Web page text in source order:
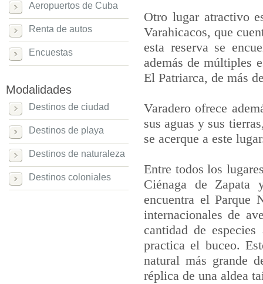
Aeropuertos de Cuba
Renta de autos
Encuestas
Modalidades
Destinos de ciudad
Destinos de playa
Destinos de naturaleza
Destinos coloniales
Otro lugar atractivo
Varahicacos, que
esta reserva se
además de múltiples
El Patriarca, de más
Varadero ofrece
sus aguas y sus
se acerque a este
Entre todos los
Ciénaga de Zapata
encuentra el Parque
internacionales de
cantidad de
practica el buceo.
natural más grande
réplica de una aldea